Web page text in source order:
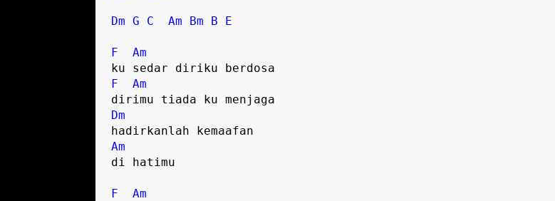
Dm G C Am Bm B E
F
Am
F
Am
Dm
Am
di hatimu
F
Am